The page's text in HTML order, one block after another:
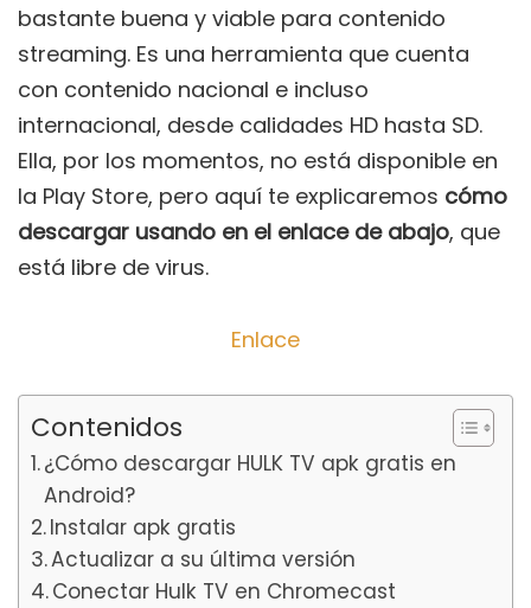
bastante buena y viable para contenido
streaming. Es una herramienta que cuenta
con contenido nacional e incluso
internacional, desde calidades HD hasta SD.
Ella, por los momentos, no está disponible en
la Play Store, pero aquí te explicaremos cómo
descargar usando en el enlace de abajo, que
está libre de virus.
Enlace
Contenidos
¿Cómo descargar HULK TV apk gratis en
Android?
Instalar apk gratis
Actualizar a su última versión
Conectar Hulk TV en Chromecast